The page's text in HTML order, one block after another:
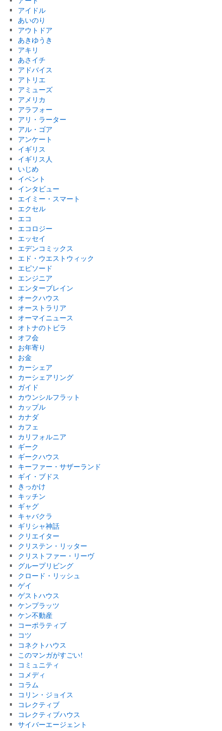
アイドル
あいのり
アウトドア
あきゆうき
アキリ
あさイチ
アドバイス
アトリエ
アミューズ
アメリカ
アラフォー
アリ・ラーター
アル・ゴア
アンケート
イギリス
イギリス人
いじめ
イベント
インタビュー
エイミー・スマート
エクセル
エコ
エコロジー
エッセイ
エデンコミックス
エド・ウエストウィック
エピソード
エンジニア
エンターブレイン
オークハウス
オーストラリア
オーマイニュース
オトナのトビラ
オフ会
お年寄り
お金
カーシェア
カーシェアリング
ガイド
カウンシルフラット
カップル
カナダ
カフェ
カリフォルニア
ギーク
ギークハウス
キーファー・サザーランド
ギイ・ブドス
きっかけ
キッチン
ギャグ
キャバクラ
ギリシャ神話
クリエイター
クリステン・リッター
クリストファー・リーヴ
グループリビング
クロード・リッシュ
ゲイ
ゲストハウス
ケンプラッツ
ケン不動産
コーポラティブ
コツ
コネクトハウス
このマンガがすごい!
コミュニティ
コメディ
コラム
コリン・ジョイス
コレクティブ
コレクティブハウス
サイバーエージェント